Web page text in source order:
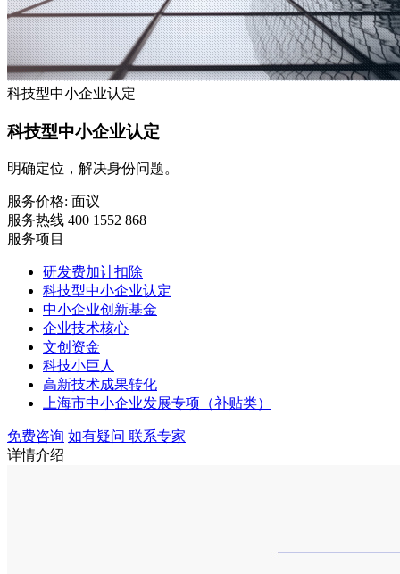
科技型中小企业认定
科技型中小企业认定
明确定位，解决身份问题。
服务价格: 面议
服务热线 400 1552 868
服务项目
研发费加计扣除
科技型中小企业认定
中小企业创新基金
企业技术核心
文创资金
科技小巨人
高新技术成果转化
上海市中小企业发展专项（补贴类）
免费咨询 如有疑问 联系专家
详情介绍